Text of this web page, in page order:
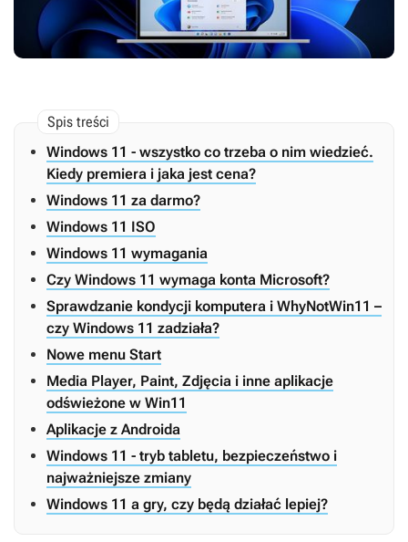
Windows 11 - wszystko co trzeba o nim wiedzieć.
Kiedy premiera i jaka jest cena?
Windows 11 za darmo?
Windows 11 ISO
Windows 11 wymagania
Czy Windows 11 wymaga konta Microsoft?
Sprawdzanie kondycji komputera i WhyNotWin11 –
czy Windows 11 zadziała?
Nowe menu Start
Media Player, Paint, Zdjęcia i inne aplikacje
odświeżone w Win11
Aplikacje z Androida
Windows 11 - tryb tabletu, bezpieczeństwo i
najważniejsze zmiany
Windows 11 a gry, czy będą działać lepiej?